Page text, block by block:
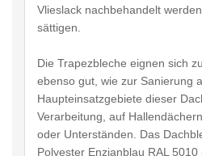
Vlieslack nachbehandelt
sättigen.
Die Trapezbleche eignen sich
ebenso gut, wie zur Sanierung
Haupteinsatzgebiete dieser
Verarbeitung, auf
oder Unterständen. Das
Polyester Enzianblau RAL